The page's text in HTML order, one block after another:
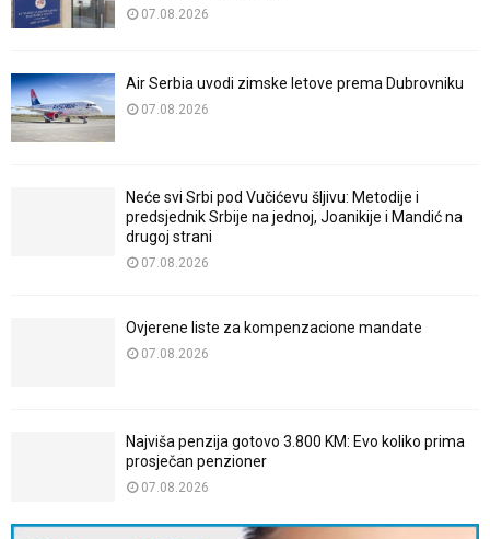
07.08.2026
Air Serbia uvodi zimske letove prema Dubrovniku
07.08.2026
Neće svi Srbi pod Vučićevu šljivu: Metodije i
predsjednik Srbije na jednoj, Joanikije i Mandić na
drugoj strani
07.08.2026
Ovjerene liste za kompenzacione mandate
07.08.2026
Najviša penzija gotovo 3.800 KM: Evo koliko prima
prosječan penzioner
07.08.2026